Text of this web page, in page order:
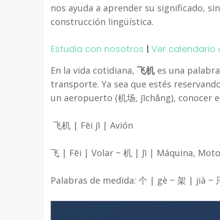
nos ayuda a aprender su significado,
construcción lingüística.
Estudia con nosotros | Ver calendario
En la vida cotidiana, 飞机es una
transporte. Ya sea que estés
un aeropuerto (机场, jīchǎng),
飞机 | Fēi jī | Avión
飞 | Fēi | Volar ~ 机 | Jī | Máquina,
Palabras de medida: 个 | gè ~ 架 | jià ~